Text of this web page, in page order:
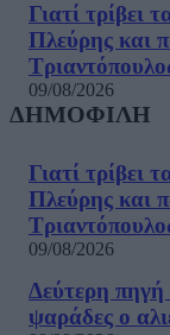
Γιατί τρίβει
Πλεύρης και
09/08/2026
ΔΗΜΟΦΙΛΗ
Γιατί τρίβει
Πλεύρης και
09/08/2026
Δεύτερη πηγή
ψαράδες ο